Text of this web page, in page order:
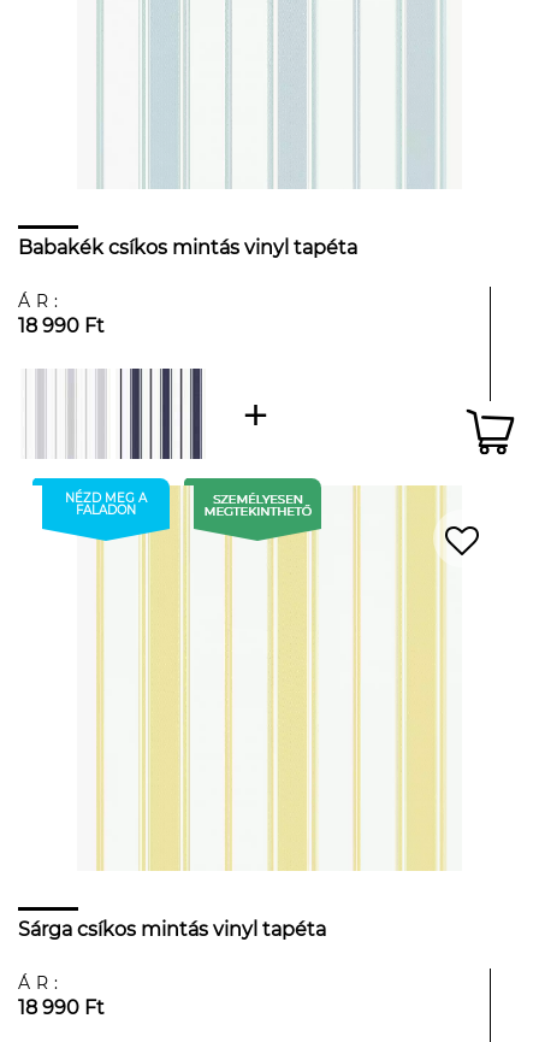
Babakék csíkos mintás vinyl tapéta
ÁR:
18 990 Ft
NÉZD MEG A
FALADON
Sárga csíkos mintás vinyl tapéta
ÁR:
18 990 Ft